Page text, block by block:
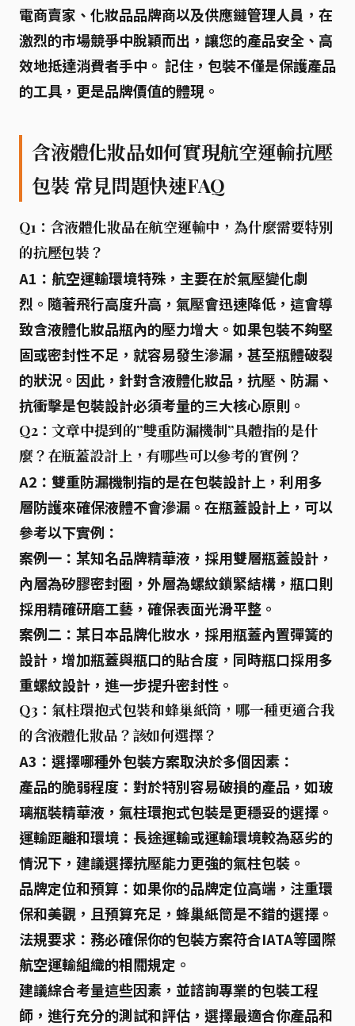
電商賣家、化妝品品牌商以及供應鏈管理人員，在
激烈的市場競爭中脫穎而出，讓您的產品安全、高
效地抵達消費者手中。 記住，包裝不僅是保護產品
的工具，更是品牌價值的體現。
含液體化妝品如何實現航空運輸抗壓
包裝 常見問題快速FAQ
Q1：含液體化妝品在航空運輸中，為什麼需要特別
的抗壓包裝？
A1：航空運輸環境特殊，主要在於氣壓變化劇
烈 。隨著飛行高度升高，氣壓會迅速降低，這會導
致含液體化妝品瓶內的壓力增大。如果包裝不夠堅
固或密封性不足，就容易發生滲漏，甚至瓶體破裂
的狀況。因此，針對含液體化妝品， 抗壓、防漏、
抗衝擊是包裝設計必須考量的三大核心原則。
Q2：文章中提到的”雙重防漏機制”具體指的是什
麼？在瓶蓋設計上，有哪些可以參考的實例？
A2：雙重防漏機制指的是在包裝設計上，利用多
層防護來確保液體不會滲漏。在瓶蓋設計上，可以
參考以下實例：
案例一： 某知名品牌精華液，採用雙層瓶蓋設計 ，
內層為矽膠密封圈 ，外層為螺紋鎖緊結構 ，瓶口則
採用精確研磨工藝，確保表面光滑平整。
案例二： 某日本品牌化妝水，採用瓶蓋內置彈簧的
設計，增加瓶蓋與瓶口的貼合度，同時瓶口採用多
重螺紋設計 ，進一步提升密封性。
Q3：氣柱環抱式包裝和蜂巢紙筒，哪一種更適合我
的含液體化妝品？該如何選擇？
A3：選擇哪種外包裝方案取決於多個因素：
產品的脆弱程度 ：對於特別容易破損的產品，如玻
璃瓶裝精華液，氣柱環抱式包裝是更穩妥的選擇。
運輸距離和環境 ：長途運輸或運輸環境較為惡劣的
情況下，建議選擇抗壓能力更強的氣柱包裝。
品牌定位和預算 ：如果你的品牌定位高端，注重環
保和美觀，且預算充足，蜂巢紙筒是不錯的選擇。
法規要求 ：務必確保你的包裝方案符合IATA等國際
航空運輸組織的相關規定。
建議綜合考量這些因素，並諮詢專業的包裝工程
師，進行充分的測試和評估，選擇最適合你產品和